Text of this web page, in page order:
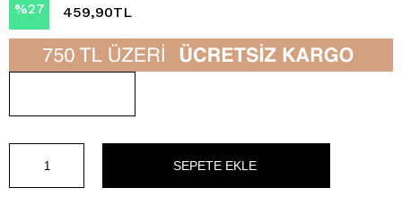
%27
İndirim
459,90TL